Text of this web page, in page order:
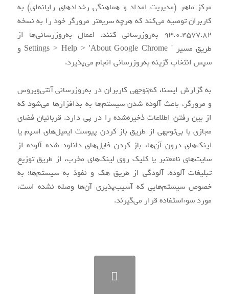
نفوذ به
سیستم‌ها؛ به
خصوص
سیستم‌هایی که
آسیب‌پذیری
نشده است،
در پی دارد.
مجازی با
بی‌توجهی از
طریق باز کردن
مرکز ماهر (مدیریت امداد و هماهنگی رخدادهای رایانه‌ای) به
کاربران توصیه می‌کند که هرچه سریعتر مرورگر خود را به نسخه
93.0.4577.82 به‌روزرسانی کنند. اعمال به‌روزرسانی‌ها از
طریق مسیر ' Settings > Help > 'About Google Chrome و
سپس انتخاب گزینه به‌روزرسانی انجام می‌پذیرد.
به گزارش ایسنا، کم‌توجهی کاربران در به‌روزرسانی آنتی‌ویروس
و مرورگر، باعث آلوده شدن سیستم‌ها به بدافزارها می‌شود که
از بین رفتن اطلاعات ذخیره‌شده را در پی دارد. قربانیان فضای
مجازی با بی‌توجهی از طریق باز کردن پیوست ایمیل‌های اسپم یا
لینک‌های درون آن‌ها، باز کردن فایل‌های دانلود شده آلوده از
سایت‌های نامعتبر یا کلیک روی لینک‌های مخرب، از طریق توزیع
تبلیغات آلوده، آلودگی از طریق هک و نفوذ به سیستم‌ها؛ به
خصوص سیستم‌هایی که آسیب‌پذیری آن‌ها وصله نشده است،
مورد سوء‌استفاده قرار می‌گیرند.